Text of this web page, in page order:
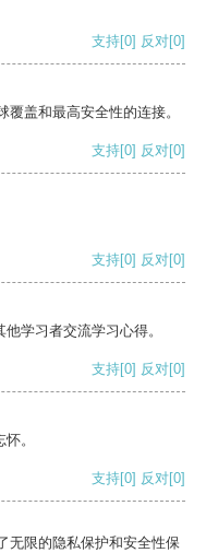
支持[0] 反对[0]
盖和最高安全性的连接。
支持[0] 反对[0]
支持[0] 反对[0]
学习者交流学习心得。
支持[0] 反对[0]
。
支持[0] 反对[0]
无限的隐私保护和安全性保